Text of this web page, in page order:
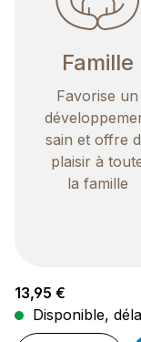
Famille
Favorise un
sain et offre
plaisir à
la famille
Prix régulier :
13,95 €
Disponible,